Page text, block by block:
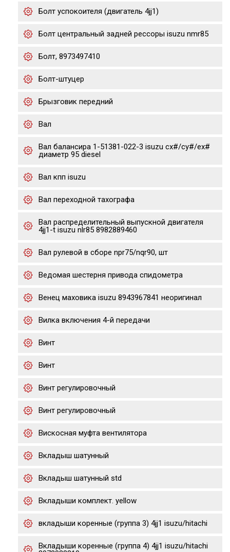
Болт успокоителя (двигатель 4jj1)
Болт центральный задней рессоры isuzu nmr85
Болт, 8973497410
Болт-штуцер
Брызговик передний
Вал
Вал балансира 1-51381-022-3 isuzu cx#/cy#/ex#
диаметр 95 diesel
Вал кпп isuzu
Вал переходной тахографа
Вал распределительный выпускной двигателя
4jj1-t isuzu nlr85 8982889460
Вал рулевой в сборе npr75/nqr90, шт
Ведомая шестерня привода спидометра
Венец маховика isuzu 8943967841 неоригинал
Вилка включения 4-й передачи
Винт
Винт
Винт регулировочный
Винт регулировочный
Вискосная муфта вентилятора
Вкладыш шатунный
Вкладыш шатунный std
Вкладыши комплект. yellow
вкладыши коренные (группа 3) 4jj1 isuzu/hitachi
Вкладыши коренные (группа 4) 4jj1 isuzu/hitachi